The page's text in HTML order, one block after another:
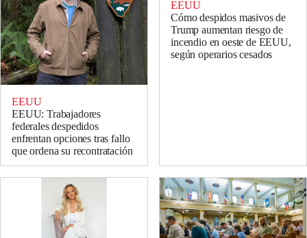
EEUU
EEUU: Trabajadores
federales despedidos
enfrentan opciones tras fallo
que ordena su recontratación
EEUU
Cómo despidos masivos de
Trump aumentan riesgo de
incendio en oeste de EEUU,
según operarios cesados